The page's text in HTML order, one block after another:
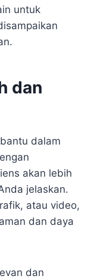
untuk
dan
dalam
akan lebih
jelaskan.
atau video,
dan daya
dan